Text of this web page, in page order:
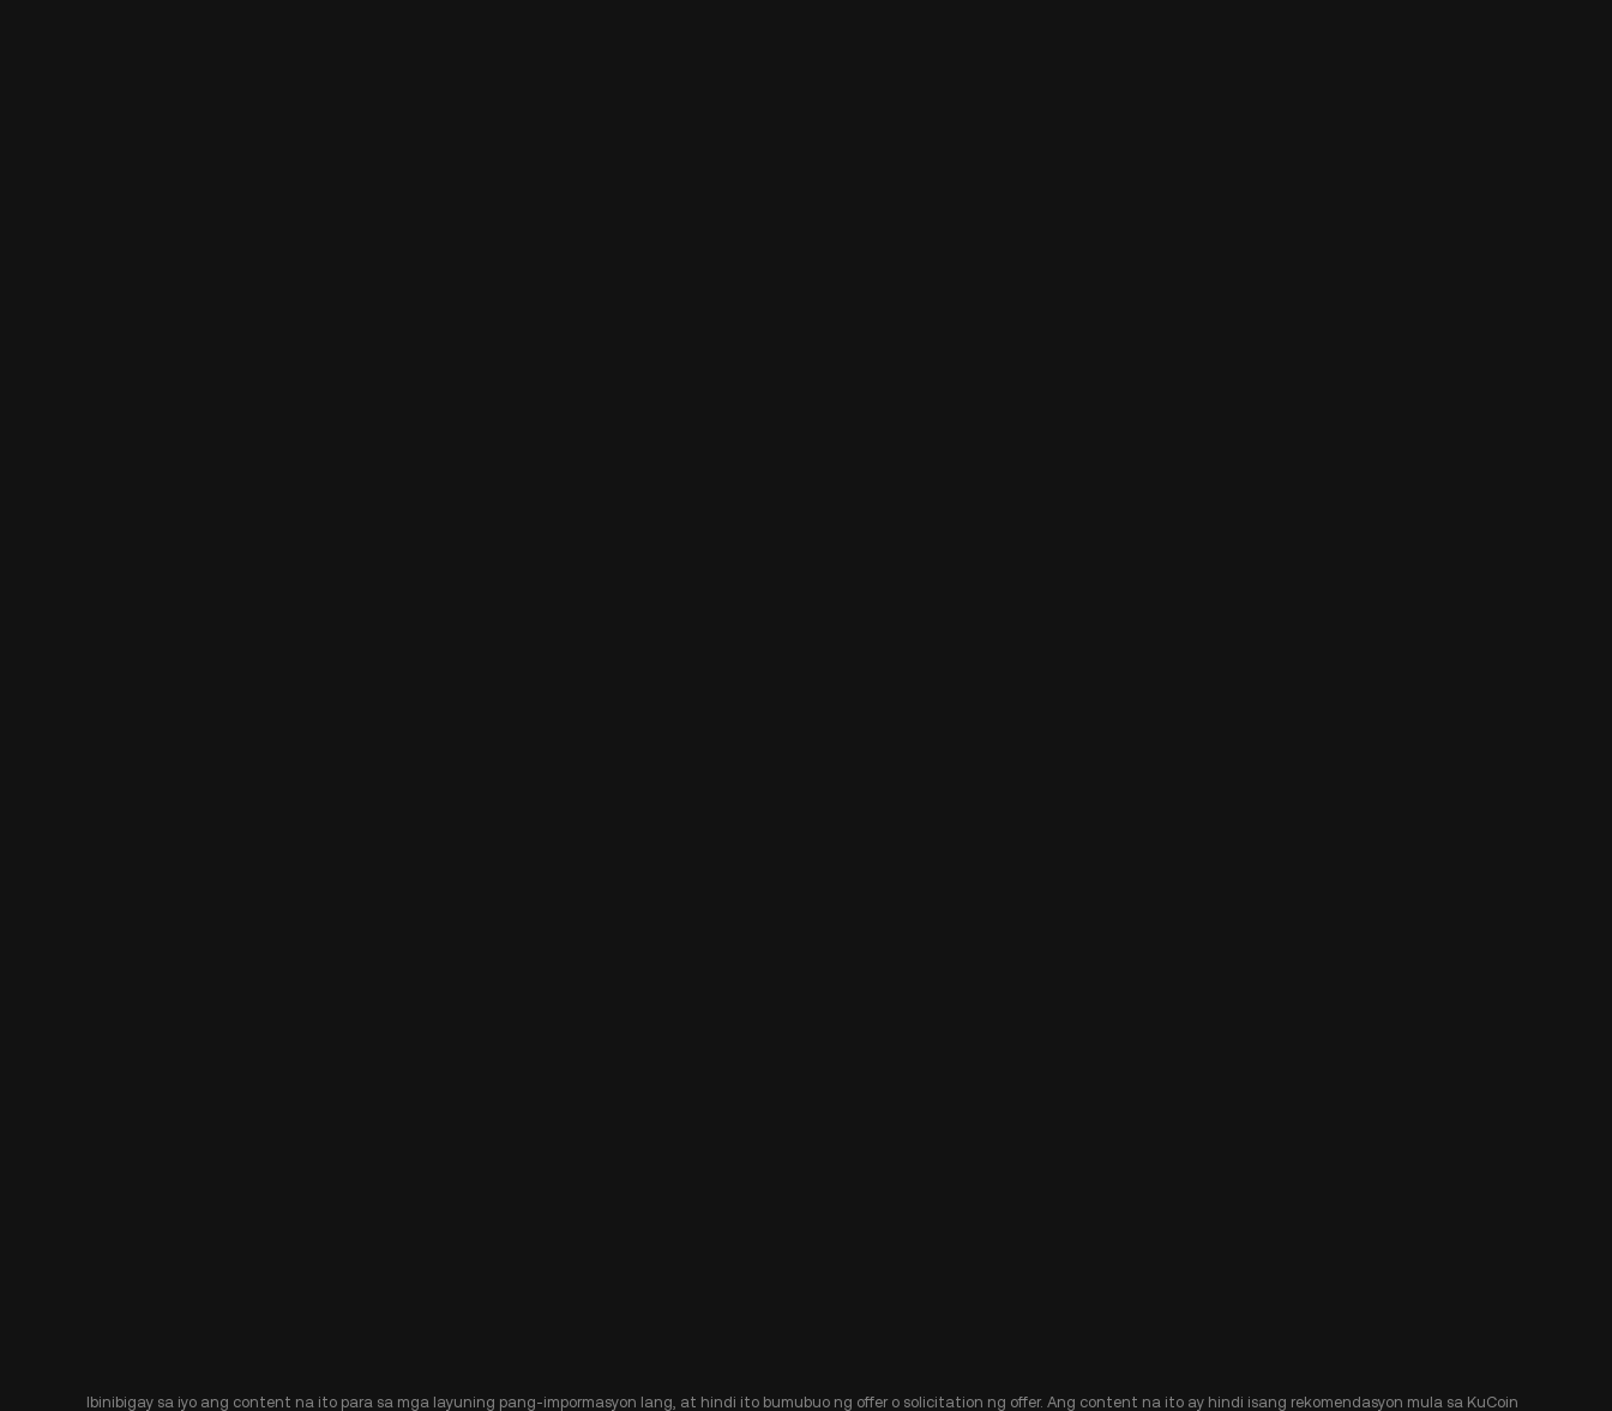
Ibinibigay sa iyo ang content na ito para sa mga layuning pang-impormasyon lang, at hindi ito bumubuo ng offer o solicitation ng offer. Ang content na ito ay hindi isang rekomendasyon mula sa KuCoin